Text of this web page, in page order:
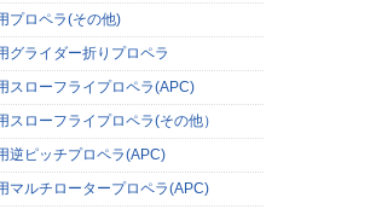
プロペラ(その他)
グライダー折りプロペラ
スローフライプロペラ(APC)
スローフライプロペラ(その他）
逆ピッチプロペラ(APC)
マルチロータープロペラ(APC)